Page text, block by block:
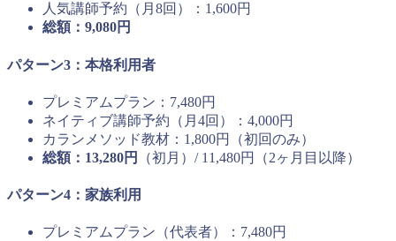
人気講師予約（月8回）：1,600円
総額：9,080円
パターン3：本格利用者
プレミアムプラン：7,480円
ネイティブ講師予約（月4回）：4,000円
カランメソッド教材：1,800円（初回のみ）
総額：13,280円
（初月）/ 11,480円（2ヶ月目以降）
パターン4：家族利用
プレミアムプラン（代表者）：7,480円